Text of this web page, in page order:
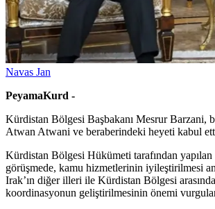
Navas Jan
PeyamaKurd -
Kürdistan Bölgesi Başbakanı Mesrur Barzani,
Atwan Atwani ve beraberindeki heyeti kabul
Kürdistan Bölgesi Hükümeti tarafından yapılan
görüşmede, kamu hizmetlerinin iyileştirilmesi
Irak’ın diğer illeri ile Kürdistan Bölgesi
koordinasyonun geliştirilmesinin önemi